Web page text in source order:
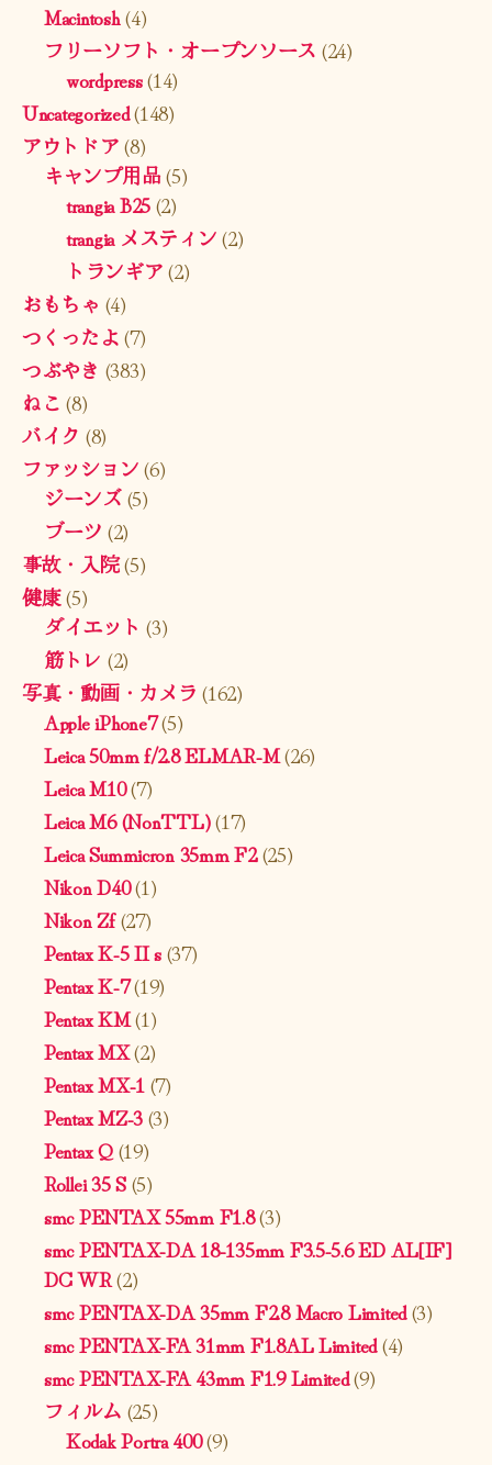
Macintosh(4)
フリーソフト・オープンソース (24)
wordpress(14)
Uncategorized(148)
アウトドア(8)
キャンプ用品(5)
trangia B25(2)
trangia メスティン(2)
トランギア(2)
おもちゃ (4)
つくったよ(7)
つぶやき (383)
ねこ (8)
バイク (8)
ファッション(6)
ジーンズ(5)
ブーツ (2)
事故・入院(5)
健康(5)
ダイエット (3)
筋トレ (2)
写真・動画・カメラ (162)
Apple iPhone7(5)
Leica 50mm f/2.8 ELMAR-M(26)
Leica M10(7)
Leica M6 (NonTTL)(17)
Leica Summicron 35mm F2(25)
Nikon D40(1)
Nikon Zf(27)
Pentax K-5 II s(37)
Pentax K-7(19)
Pentax KM(1)
Pentax MX(2)
Pentax MX-1(7)
Pentax MZ-3(3)
Pentax Q(19)
Rollei 35 S(5)
smc PENTAX 55mm F1.8(3)
smc PENTAX-DA 18-135mm F3.5-5.6 ED AL[IF]
DC WR(2)
smc PENTAX-DA 35mm F2.8 Macro Limited(3)
smc PENTAX-FA 31mm F1.8AL Limited(4)
smc PENTAX-FA 43mm F1.9 Limited(9)
フィルム (25)
Kodak Portra 400(9)